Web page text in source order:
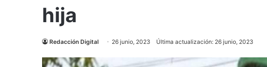
hija
Redacción Digital 26 junio, 2023 Última actualización: 26 junio, 2023